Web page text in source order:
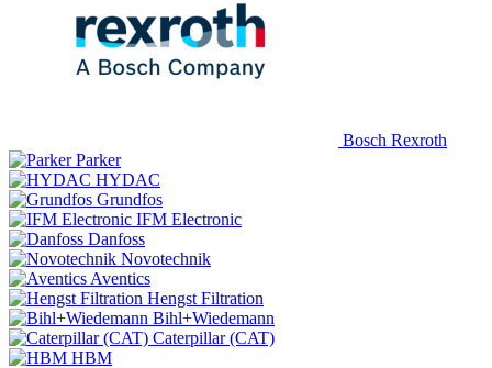
Bosch Rexroth
Parker
HYDAC
Grundfos
IFM Electronic
Danfoss
Novotechnik
Aventics
Hengst Filtration
Bihl+Wiedemann
Caterpillar (CAT)
HBM